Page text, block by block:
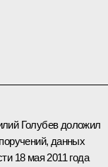
Голубев доложил
данных
18 мая 2011 года